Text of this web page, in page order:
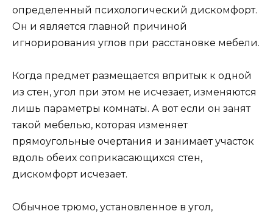
определенный психологический дискомфорт.
Он и является главной причиной
игнорирования углов при расстановке мебели.
Когда предмет размещается впритык к одной
из стен, угол при этом не исчезает, изменяются
лишь параметры комнаты. А вот если он занят
такой мебелью, которая изменяет
прямоугольные очертания и занимает участок
вдоль обеих соприкасающихся стен,
дискомфорт исчезает.
Обычное трюмо, установленное в угол,